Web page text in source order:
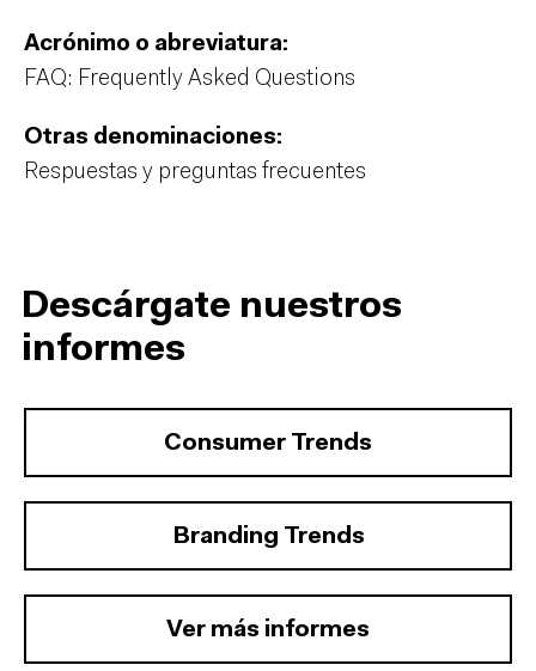
Acrónimo o abreviatura:
FAQ: Frequently Asked Questions
Otras denominaciones:
Respuestas y preguntas frecuentes
Descárgate nuestros
informes
Consumer Trends
Branding Trends
Ver más informes